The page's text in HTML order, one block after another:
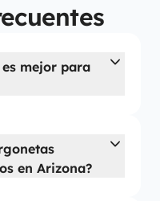
mejor para
en Arizona?